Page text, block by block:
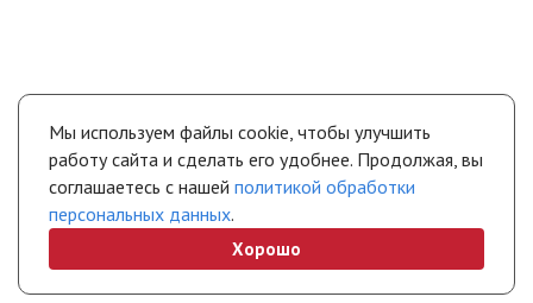
Мы используем файлы cookie, чтобы улучшить
работу сайта и сделать его удобнее. Продолжая, вы
соглашаетесь с нашей политикой обработки
персональных данных.
Хорошо